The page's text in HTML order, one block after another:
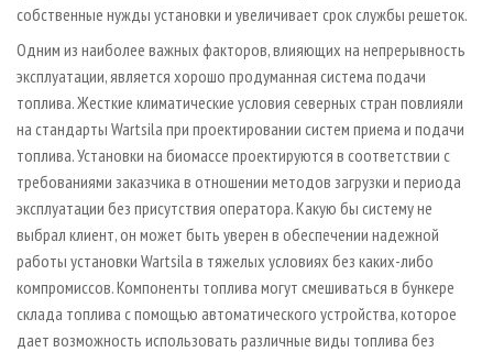
собственные нужды установки и увеличивает срок службы решеток.
Одним из наиболее важных факторов, влияющих на непрерывность
эксплуатации, является хорошо продуманная система подачи
топлива. Жесткие климатические условия северных стран повлияли
на стандарты Wartsila при проектировании систем приема и подачи
топлива. Установки на биомассе проектируются в соответствии с
требованиями заказчика в отношении методов загрузки и периода
эксплуатации без присутствия оператора. Какую бы систему не
выбрал клиент, он может быть уверен в обеспечении надежной
работы установки Wartsila в тяжелых условиях без каких-либо
компромиссов. Компоненты топлива могут смешиваться в бункере
склада топлива с помощью автоматического устройства, которое
дает возможность использовать различные виды топлива без